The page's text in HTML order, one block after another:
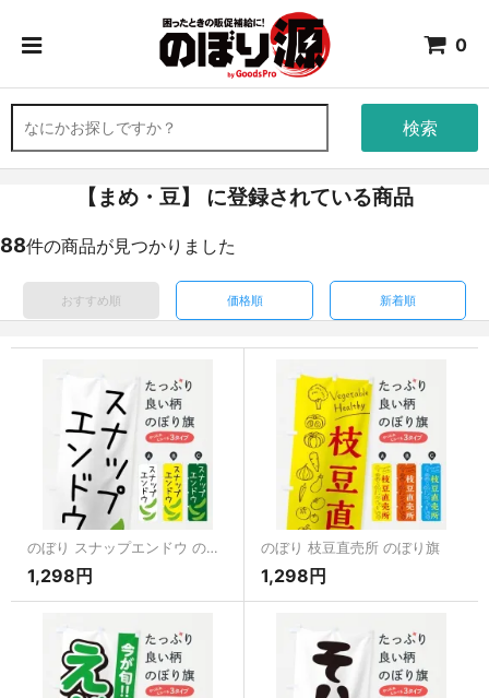
0
検索
【まめ・豆】 に登録されている商品
88件の商品が見つかりました
おすすめ順 価格順 新着順
のぼり スナップエンドウ のぼり旗
1,298円
のぼり 枝豆直売所 のぼり旗
1,298円